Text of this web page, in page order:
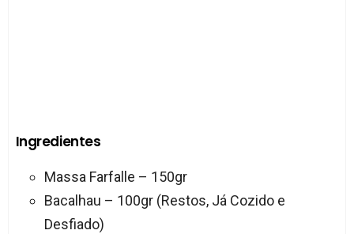
Ingredientes
Massa Farfalle – 150gr
Bacalhau – 100gr (Restos, Já Cozido e
Desfiado)